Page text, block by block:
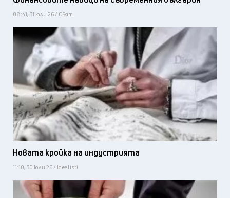
08:41, 31 юли 26 / Свят
Новата кройка на индустрията
11:10, 30 юли 26 / Idealisti